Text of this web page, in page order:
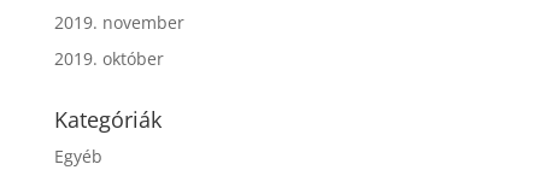
2019. november
2019. október
Kategóriák
Egyéb